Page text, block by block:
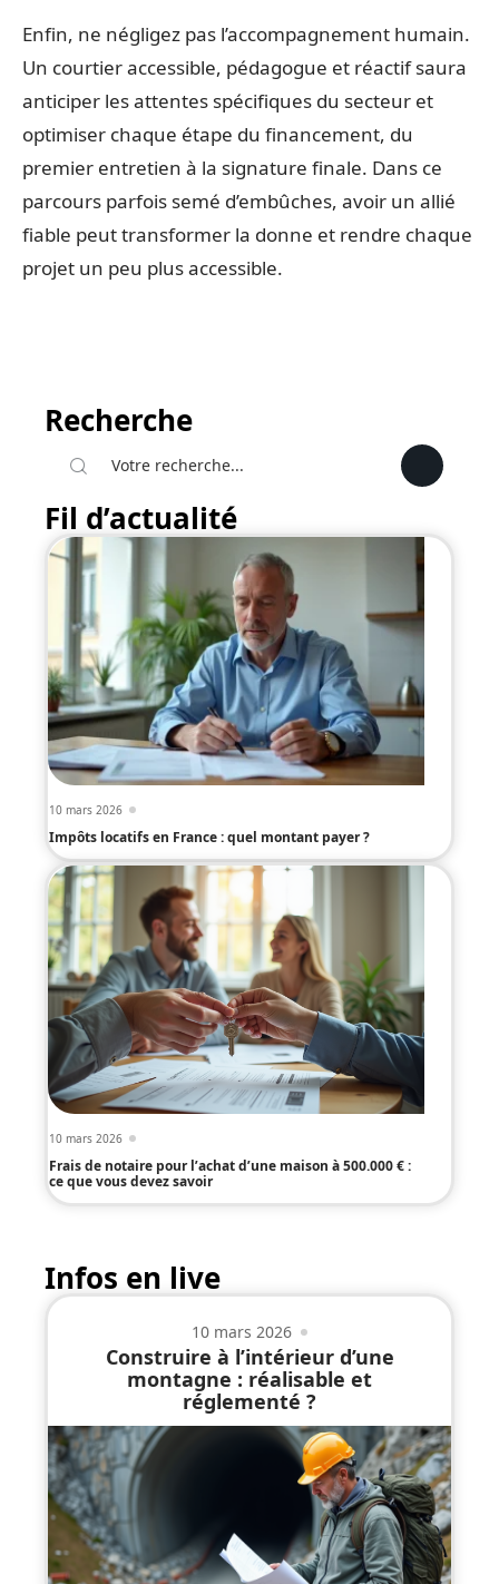
Enfin, ne négligez pas l’accompagnement humain.
Un courtier accessible, pédagogue et réactif saura
anticiper les attentes spécifiques du secteur et
optimiser chaque étape du financement, du
premier entretien à la signature finale. Dans ce
parcours parfois semé d’embûches, avoir un allié
fiable peut transformer la donne et rendre chaque
projet un peu plus accessible.
Recherche
Fil d’actualité
10 mars 2026
Impôts locatifs en France : quel montant payer ?
10 mars 2026
Frais de notaire pour l’achat d’une maison à 500.000 € :
ce que vous devez savoir
Infos en live
10 mars 2026
Construire à l’intérieur d’une
montagne : réalisable et
réglementé ?